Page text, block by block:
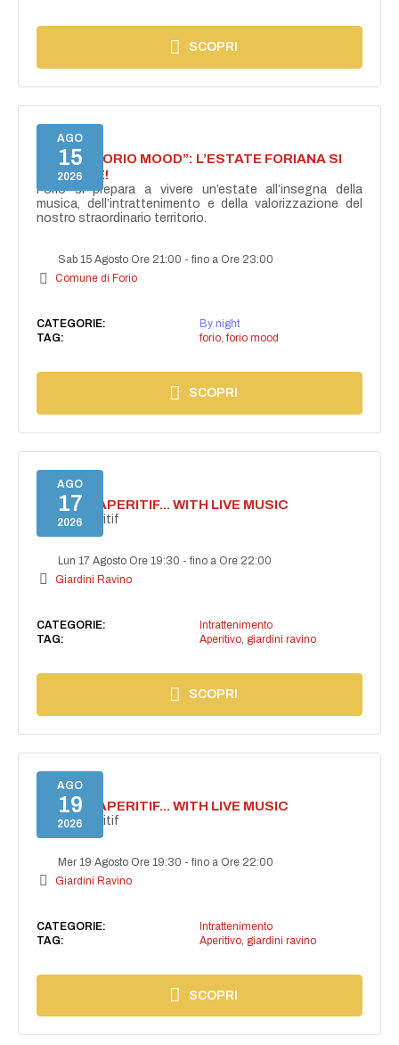
SCOPRI
AGO
15
2026
NASCE “FORIO MOOD”: L’ESTATE FORIANA SI
ACCENDE!
Forio si prepara a vivere un’estate all’insegna della
musica, dell’intrattenimento e della valorizzazione del
nostro straordinario territorio.
Sab 15 Agosto Ore 21:00 -fino a Ore 23:00
Comune di Forio
CATEGORIE:
By night
TAG:
forio, forio mood
SCOPRI
AGO
17
2026
SECRET APERITIF... WITH LIVE MUSIC
Secret aperitif
Lun 17 Agosto Ore 19:30 -fino a Ore 22:00
Giardini Ravino
CATEGORIE:
Intrattenimento
TAG:
Aperitivo, giardini ravino
SCOPRI
AGO
19
2026
SECRET APERITIF... WITH LIVE MUSIC
Secret aperitif
Mer 19 Agosto Ore 19:30 -fino a Ore 22:00
Giardini Ravino
CATEGORIE:
Intrattenimento
TAG:
Aperitivo, giardini ravino
SCOPRI